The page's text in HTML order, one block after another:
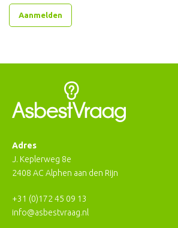
Adres
J. Keplerweg 8e
2408 AC Alphen aan den Rijn
+31 (0)172 45 09 13
info@asbestvraag.nl